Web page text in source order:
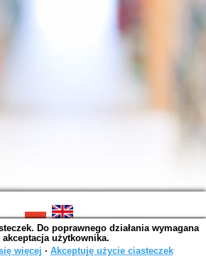
OPAC v. 6.11.10 (2026-07-24)
Wygenerowano w 0,0049 s.
Do poprawnego działania wymagana
akceptacja użytkownika.
więcej ∙ Akceptuję użycie ciasteczek